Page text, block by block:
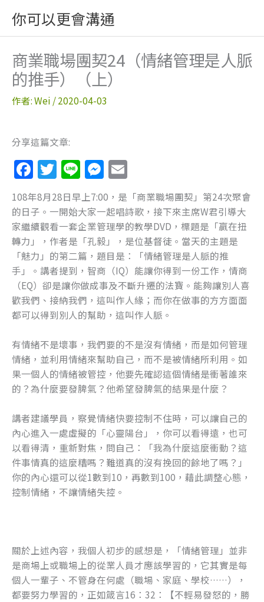
主
你可以更會溝通
商業職場團契24（情緒管理是人脈
的推手）（上）
作者:Wei /2020-04-03
分享這篇文章:
F
a
c
e
b
o
o
k
T
w
itt
er
Li
n
e
M
e
ss
e
n
g
er
m
ai
l
108年8月28日早上7:00，是「商業職場團契」第24次聚會
的日子。一開始大家一起唱詩歌，接下來主席W君引導大
家繼續觀看一套企業管理學的教學DVD，標題是「贏在扭
轉力」，作者是「孔毅」，是位基督徒。當天的主題是
「魅力」的第二篇，題目是：「情緒管理是人脈的推
手」。講者提到，智商（IQ）能讓你得到一份工作，情商
（EQ）卻是讓你做成事及不斷升遷的法寶。能夠讓別人喜
歡我們、接納我們，這叫作人緣；而你在做事的方方面面
都可以得到別人的幫助，這叫作人脈。
有情緒不是壞事，我們要的不是沒有情緒，而是如何管理
情緒，並利用情緒來幫助自己，而不是被情緒所利用。如
果一個人的情緒被管控，他要先確認這個情緒是衝著誰來
的？為什麼要發脾氣？他希望發脾氣的結果是什麼？
講者建議學員，察覺情緒快要控制不住時，可以讓自己的
內心進入一處虛擬的「心靈陽台」，你可以看得遠，也可
以看得清，重新對焦，問自己：「我為什麼這麼衝動？這
件事情真的這麼糟嗎？難道真的沒有挽回的餘地了嗎？」
你的內心還可以從1數到10，再數到100，藉此調整心態，
控制情緒，不讓情緒失控。
關於上述內容，我個人初步的感想是，「情緒管理」並非
是商場上或職場上的從業人員才應該學習的，它其實是每
個人一輩子、不管身在何處（職場、家庭、學校……），
都要努力學習的，正如箴言16：32：【不輕易發怒的，勝